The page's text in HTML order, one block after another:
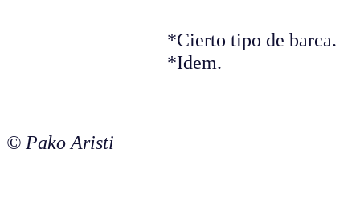
*Cierto tipo de barca.
*Idem.
© Pako Aristi